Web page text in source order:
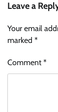
Leave a
Your email
marked *
Comment*